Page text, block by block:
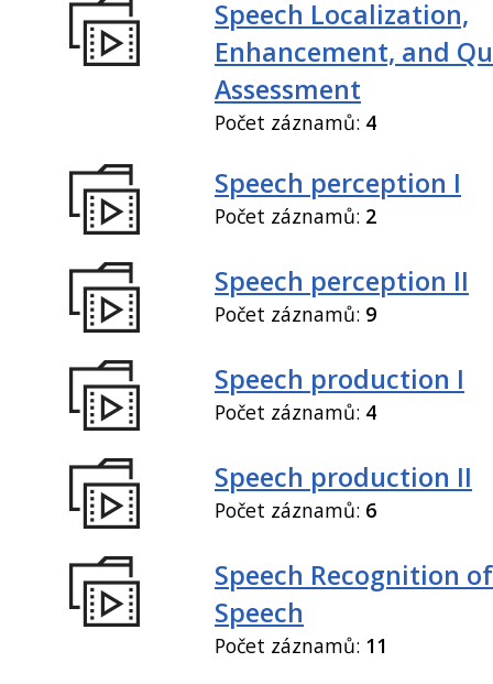
Speech Localization,
Enhancement, and
Assessment
Počet záznamů: 4
Speech perception I
Počet záznamů: 2
Speech perception II
Počet záznamů: 9
Speech production I
Počet záznamů: 4
Speech production II
Počet záznamů: 6
Speech Recognition
Speech
Počet záznamů: 11